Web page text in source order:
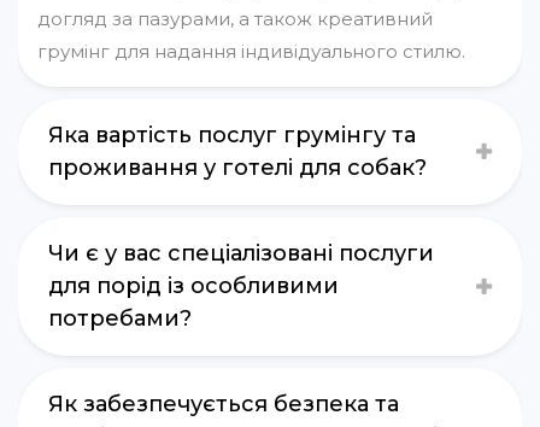
догляд за пазурами, а також креативний
грумінг для надання індивідуального стилю.
Яка вартість послуг грумінгу та
проживання у готелі для собак?
Чи є у вас спеціалізовані послуги
для порід із особливими
потребами?
Як забезпечується безпека та